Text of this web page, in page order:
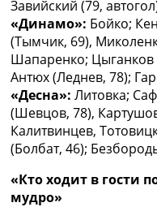
Завийский (79,
«Динамо»: Бойко;
(Тымчик, 69),
Шапаренко; Цыганков
Антюх (Леднев, 78);
«Десна»: Литовка;
(Шевцов, 78),
Калитвинцев,
(Болбат, 46);
«Кто ходит в гости
мудро»